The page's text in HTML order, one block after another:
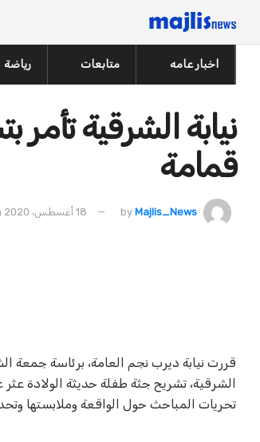
اخبار عامه متابعات رياضة
نيابة الشرقية
قمامة
by Majlis_News 18 أغسطس، 2020
قررت نيابة ديرب نجم العامة، برئاسة جمعة
الشرقية، تشريح جثة طفلة حديثة الولادة
تحريات المباحث حول الواقعة وملابستها